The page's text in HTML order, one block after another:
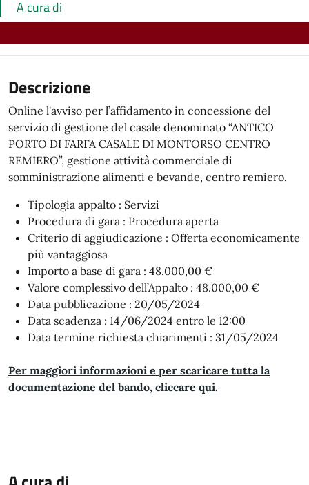
A cura di
Descrizione
Online l'avviso per l’affidamento in concessione del
servizio di gestione del casale denominato “ANTICO
PORTO DI FARFA CASALE DI MONTORSO CENTRO
REMIERO”, gestione attività commerciale di
somministrazione alimenti e bevande, centro remiero.
Tipologia appalto : Servizi
Procedura di gara : Procedura aperta
Criterio di aggiudicazione : Offerta economicamente
più vantaggiosa
Importo a base di gara : 48.000,00 €
Valore complessivo dell’Appalto : 48.000,00 €
Data pubblicazione : 20/05/2024
Data scadenza : 14/06/2024 entro le 12:00
Data termine richiesta chiarimenti : 31/05/2024
Per maggiori informazioni e per scaricare tutta la
documentazione del bando, cliccare qui.